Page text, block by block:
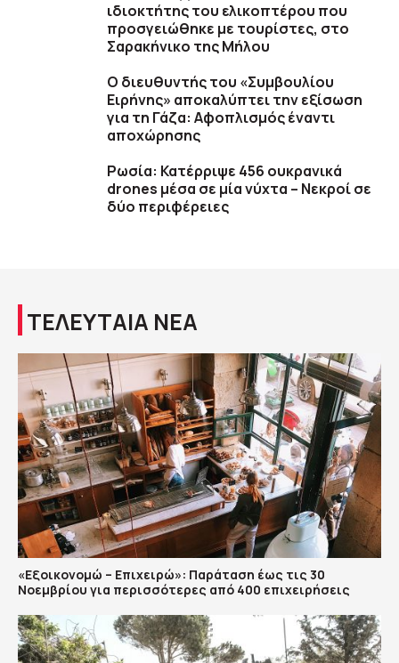
ιδιοκτήτης του ελικοπτέρου που
προσγειώθηκε με τουρίστες, στο
Σαρακήνικο της Μήλου
Ο διευθυντής του «Συμβουλίου
Ειρήνης» αποκαλύπτει την εξίσωση
για τη Γάζα: Αφοπλισμός έναντι
αποχώρησης
Ρωσία: Κατέρριψε 456 ουκρανικά
drones μέσα σε μία νύχτα – Νεκροί σε
δύο περιφέρειες
ΤΕΛΕΥΤΑΙΑ ΝΕΑ
«Εξοικονομώ – Επιχειρώ»: Παράταση έως τις 30
Νοεμβρίου για περισσότερες από 400 επιχειρήσεις